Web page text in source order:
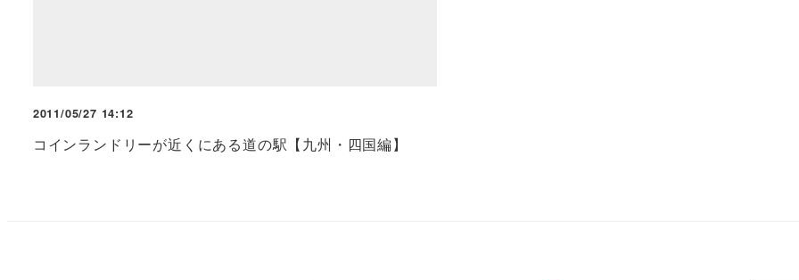
2011/05/27 14:12
コインランドリーが近くにある道の駅【九州・四国編】